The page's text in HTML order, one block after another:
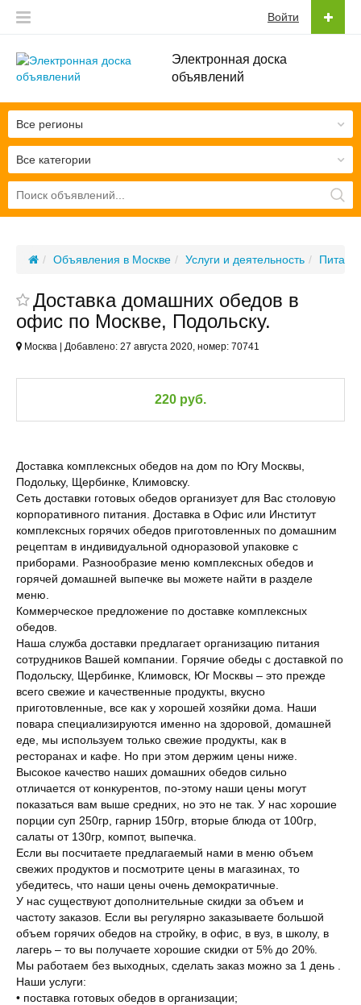
Электронная доска
объявлений
Войти
Все категории
Все регионы
Объявления в Москве Услуги и деятельность
Доставка домашних обедов в
офис по Москве, Подольску.
Москва | Добавлено: 27 августа 2020, номер: 70741
220 руб.
Доставка комплексных обедов на дом по Югу Москвы,
Подольку, Щербинке, Климовску.
Сеть доставки готовых обедов организует для Вас столовую
корпоративного питания. Доставка в Офис или Институт
комплексных горячих обедов приготовленных по домашним
рецептам в индивидуальной одноразовой упаковке с
приборами. Разнообразие меню комплексных обедов и
горячей домашней выпечке вы можете найти в разделе
меню.
Коммерческое предложение по доставке комплексных
обедов.
Наша служба доставки предлагает организацию питания
сотрудников Вашей компании. Горячие обеды с доставкой по
Подольску, Щербинке, Климовск, Юг Москвы – это прежде
всего свежие и качественные продукты, вкусно
приготовленные, все как у хорошей хозяйки дома. Наши
повара специализируются именно на здоровой, домашней
еде, мы используем только свежие продукты, как в
ресторанах и кафе. Но при этом держим цены ниже.
Высокое качество наших домашних обедов сильно
отличается от конкурентов, по-этому наши цены могут
показаться вам выше средних, но это не так. У нас хорошие
порции суп 250гр, гарнир 150гр, вторые блюда от 100гр,
салаты от 130гр, компот, выпечка.
Если вы посчитаете предлагаемый нами в меню объем
свежих продуктов и посмотрите цены в магазинах, то
убедитесь, что наши цены очень демократичные.
У нас существуют дополнительные скидки за объем и
частоту заказов. Если вы регулярно заказываете большой
объем горячих обедов на стройку, в офис, в вуз, в школу, в
лагерь – то вы получаете хорошие скидки от 5% до 20%.
Мы работаем без выходных, сделать заказ можно за 1 день .
Наши услуги:
• поставка готовых обедов в организации;